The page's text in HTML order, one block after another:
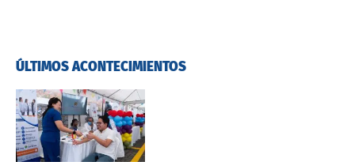
ÚLTIMOS ACONTECIMIENTOS